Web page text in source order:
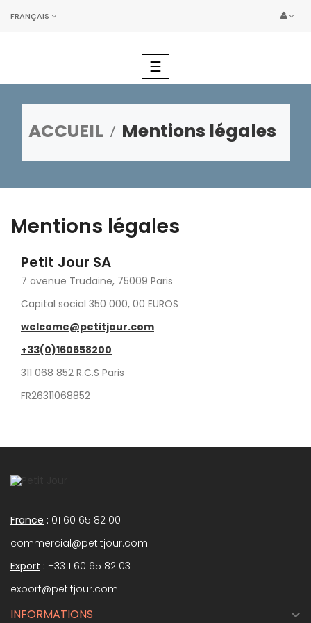
FRANÇAIS
Basculer
la
☰
ACCUEIL Mentions légales
Mentions légales
Petit Jour SA
7 avenue Trudaine, 75009 Paris
Capital social 350 000, 00 EUROS
welcome@petitjour.com
+33(0)160658200
311 068 852 R.C.S Paris
FR26311068852
France : 01 60 65 82 00
commercial@petitjour.com
Export : +33 1 60 65 82 03
export@petitjour.com
INFORMATIONS 